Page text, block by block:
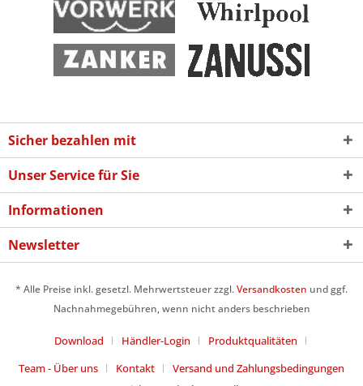
Sicher bezahlen mit
Unser Service für Sie
Informationen
Newsletter
* Alle Preise inkl. gesetzl. Mehrwertsteuer zzgl.Versandkosten und ggf.
Nachnahmegebühren, wenn nicht anders beschrieben
Download Händler-Login
Produktqualitäten
Team - Über uns
Kontakt
Versand und Zahlungsbedingungen